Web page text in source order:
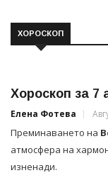
ХОРОСКОП
Хороскоп за 7
Елена Фотева
Преминаването на
атмосфера на
изненади.